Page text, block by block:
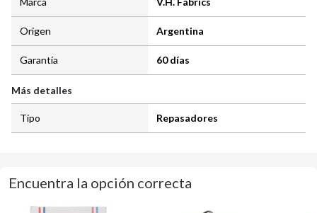
Origen Argentina
Garantía 60 días
Más detalles
Tipo Repasadores
Encuentra la opción correcta